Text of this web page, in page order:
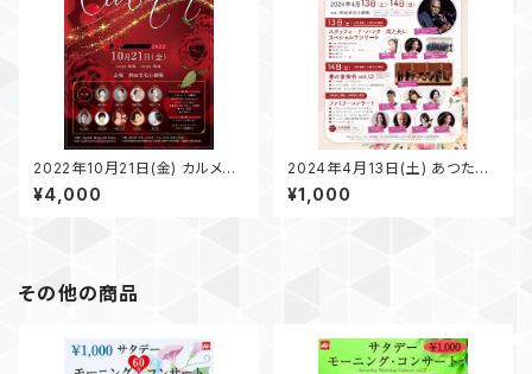
2022年10月21日(金) カルメン
を奏でる@熱田文化小劇場
¥4,000
2024年4月13日(土) あつたク
ラシックフェス 2024@熱田文
化小劇場
¥1,000
その他の商品